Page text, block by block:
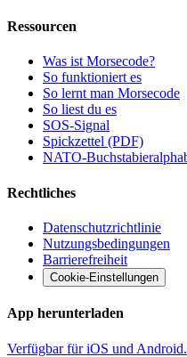
Ressourcen
Was ist Morsecode?
So funktioniert es
So lernt man Morsecode
So liest du es
SOS-Signal
Spickzettel (PDF)
NATO-
Rechtliches
Datenschutzrichtlinie
Nutzungsbedingungen
Barrierefreiheit
Cookie-Einstellungen
App herunterladen
Verfügbar für iOS und